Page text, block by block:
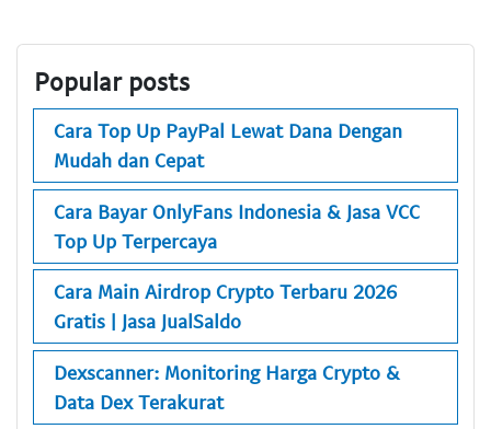
Popular posts
Cara Top Up PayPal Lewat Dana Dengan
Mudah dan Cepat
Cara Bayar OnlyFans Indonesia & Jasa VCC
Top Up Terpercaya
Cara Main Airdrop Crypto Terbaru 2026
Gratis | Jasa JualSaldo
Dexscanner: Monitoring Harga Crypto &
Data Dex Terakurat